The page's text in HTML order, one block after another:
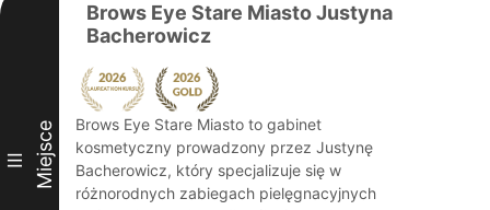
III Miejsce
Brows Eye Stare Miasto Justyna
Bacherowicz
Brows Eye Stare Miasto to gabinet
kosmetyczny prowadzony przez Justynę
Bacherowicz, który specjalizuje się w
różnorodnych zabiegach pielęgnacyjnych